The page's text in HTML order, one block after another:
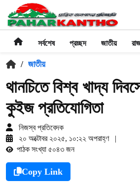
সর্বশেষ প্রচ্ছদ জাতীয়
/ জাতীয়
থানচিতে বিশ্ব খাদ্য দিবসে
কুইজ প্রতিযোগিতা
নিজস্ব প্রতিবেদক
২০ অক্টোবর ২০২৫, ১০:২২ অপরাহ্ণ
|
পাঠক সংখ্যা ৫০৪৩ জন
Copy Link